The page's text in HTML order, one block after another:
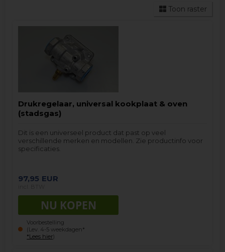
Als u hulp nodig heeft bij het vinden van het
typeplaatje
Toon raster
Drukregelaar, universal kookplaat & oven
(stadsgas)
Dit is een universeel product dat past op veel
verschillende merken en modellen. Zie productinfo voor
specificaties.
97,95 EUR
Voorbestelling
(Lev. 4-5 weekdagen*
*Lees hier)